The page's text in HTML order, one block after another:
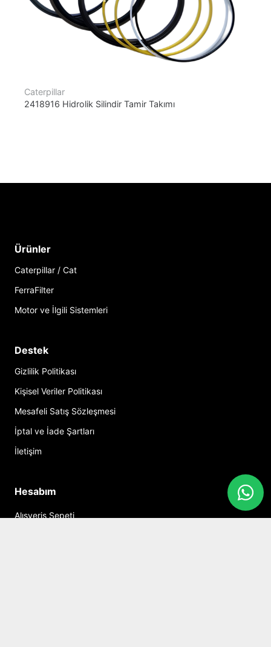
Caterpillar
2418916 Hidrolik Silindir Tamir Takımı
Ürünler
Caterpillar / Cat
FerraFilter
Motor ve İlgili Sistemleri
Destek
Gizlilik Politikası
Kişisel Veriler Politikası
Mesafeli Satış Sözleşmesi
İptal ve İade Şartları
İletişim
Hesabım
Alışveriş Sepeti